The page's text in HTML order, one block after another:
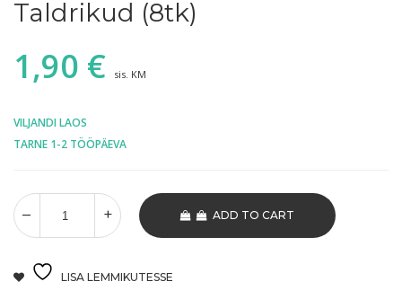
Taldrikud (8tk)
1,90 € sis. KM
VILJANDI LAOS
TARNE 1-2 TÖÖPÄEVA
ADD TO CART
LISA LEMMIKUTESSE